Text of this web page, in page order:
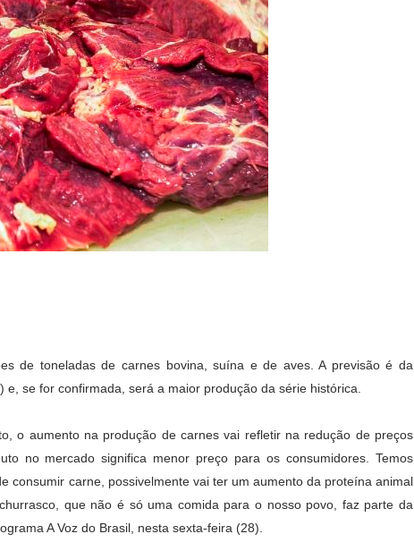
de toneladas de carnes bovina, suína e de aves. A previsão é da
se for confirmada, será a maior produção da série histórica.
o aumento na produção de carnes vai refletir na redução de preços
no mercado significa menor preço para os consumidores. Temos
consumir carne, possivelmente vai ter um aumento da proteína animal
que não é só uma comida para o nosso povo, faz parte da
A Voz do Brasil, nesta sexta-feira (28).